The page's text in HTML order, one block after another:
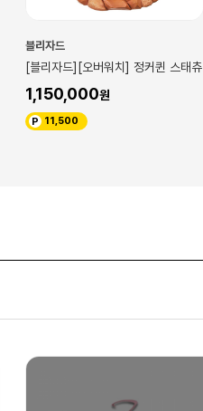
블리자드
[블리자드][오버워치] 정커퀸 스태츄
1,150,000
11,500